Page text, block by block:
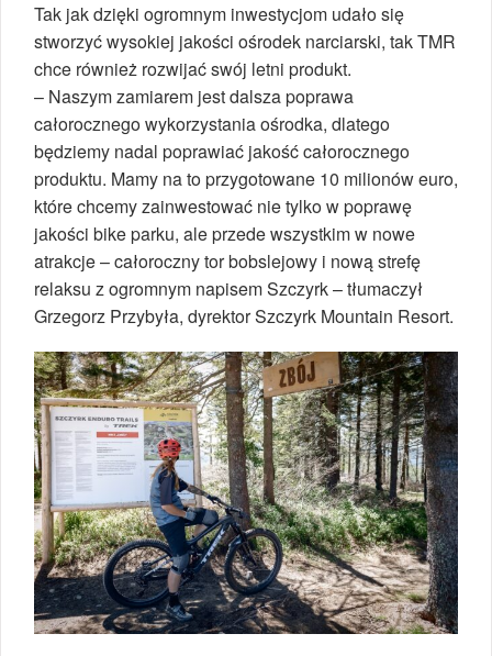
Tak jak dzięki ogromnym inwestycjom udało się
stworzyć wysokiej jakości ośrodek narciarski, tak TMR
chce również rozwijać swój letni produkt.
– Naszym zamiarem jest dalsza poprawa
całorocznego wykorzystania ośrodka, dlatego
będziemy nadal poprawiać jakość całorocznego
produktu. Mamy na to przygotowane 10 milionów euro,
które chcemy zainwestować nie tylko w poprawę
jakości bike parku, ale przede wszystkim w nowe
atrakcje – całoroczny tor bobslejowy i nową strefę
relaksu z ogromnym napisem Szczyrk – tłumaczył
Grzegorz Przybyła, dyrektor Szczyrk Mountain Resort.